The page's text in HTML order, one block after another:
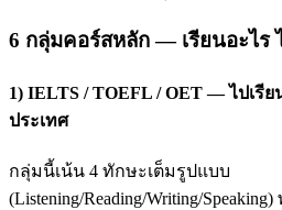
6 กลุ่มคอร์สหลัก — เรียนอะไร
1) IELTS / TOEFL / OET — ไปเรี
ประเทศ
กลุ่มนี้เน้น 4 ทักษะเต็มรูปแบบ
(Listening/Reading/Writing/